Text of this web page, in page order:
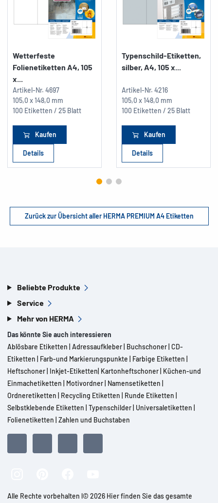
Wetterfeste
Folienetiketten A4, 105
x...
Artikel-Nr. 4697
105,0 x 148,0 mm
100 Etiketten / 25 Blatt
Kaufen
Details
Typenschild-Etiketten,
silber, A4, 105 x...
Artikel-Nr. 4216
105,0 x 148,0 mm
100 Etiketten / 25 Blatt
Kaufen
Details
Zurück zur Übersicht aller HERMA PREMIUM A4 Etiketten
Beliebte Produkte
Service
Mehr von HERMA
Das könnte Sie auch interessieren
Ablösbare Etiketten Adressaufkleber Buchschoner CD-
Etiketten
Farb-und Markierungspunkte Farbige Etiketten
Heftschoner Inkjet-Etiketten Kartonheftschoner Küchen-und
Einmachetiketten
Motivordner Namensetiketten
Ordneretiketten
Recycling Etiketten Runde Etiketten
Selbstklebende Etiketten Typenschilder Universaletiketten
Folienetiketten Zahlen und Buchstaben
Alle Rechte vorbehalten l© 2026 Hier finden Sie das gesamte